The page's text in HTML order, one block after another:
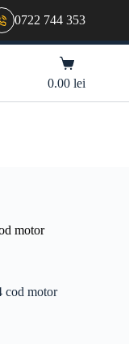
0722 744 353
Coș
de
cumpărături
0.00lei
motor